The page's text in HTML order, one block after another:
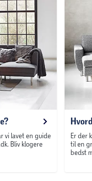
vi lavet en guide
Bliv klogere
Er der
til en
bedst